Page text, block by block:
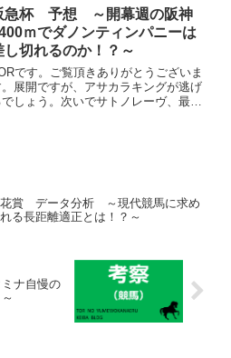
ーレイクは差し、追い込みで馬券にな
ましたね。ペースが速...
急杯 予想 ～開幕週の阪神
ｍでダノンティンパニーは
し切れるのか！？～
です。ご覧頂きありがとうございま
展開ですが、アサカラキングが逃げ
でしょう。次いでサトノレーヴ、最内
賞 データ分析 ～現代競馬に求め
る長距離適正とは！？～
ナ自慢の